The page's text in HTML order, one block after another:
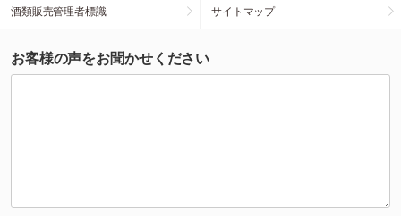
酒類販売管理者標識 サイトマップ
お客様の声をお聞かせください